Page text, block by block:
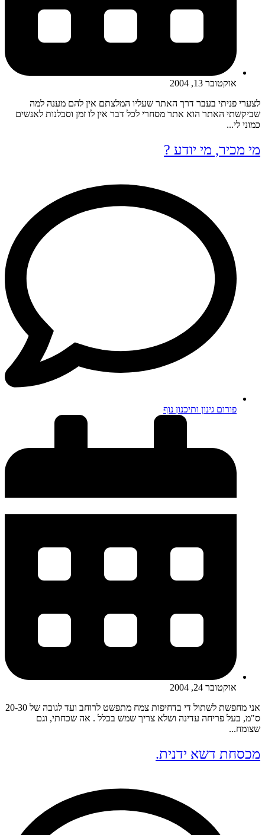
אוקטובר 13, 2004
לצערי פניתי בעבר דרך האתר שעליו המלצתם אין להם מענה למה
שביקשתי האתר הוא אתר מסחרי לכל דבר אין לו זמן וסבלנות לאנשים
כמוני לי...
מי מכיר, מי יודע ?
פורום גינון ותיכנון נוף
אוקטובר 24, 2004
אני מחפשת לשתול די בדחיפות צמח מתפשט לרוחב ועד לגובה של 20-30
ס"מ, בעל פריחה עדינה ושלא צריך שמש בכלל . אה שכחתי, וגם
שצומח...
מכסחת דשא ידנית.